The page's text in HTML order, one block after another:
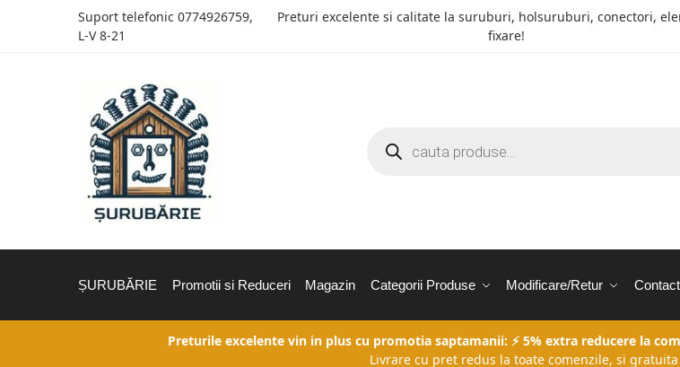
Suport telefonic 0774926759,
L-V 8-21
Preturi excelente si calitate la suruburi, holsuruburi, conectori,
fixare!
ȘURUBĂRIE Promotii si Reduceri Magazin Categorii Produse Modificare/Retur Contact
Preturile excelente vin in plus cu promotia saptamanii: ⚡ 5% extra reducere la
Livrare cu pret redus la toate comenzile, si